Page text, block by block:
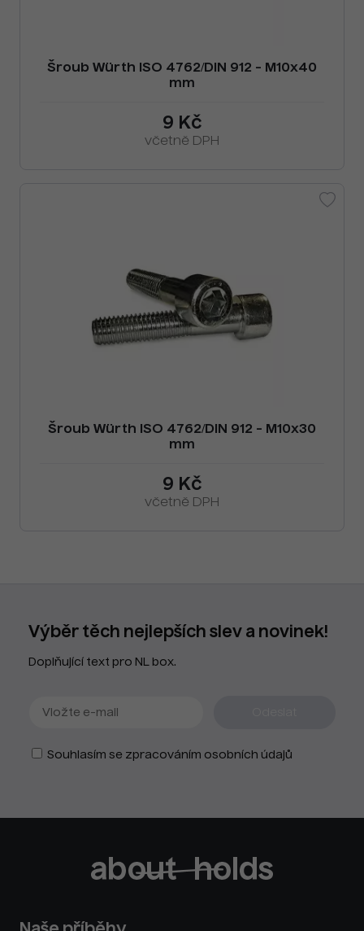
Šroub Würth ISO 4762/DIN 912 - M10x40
mm
9 Kč
včetně DPH
Šroub Würth ISO 4762/DIN 912 - M10x30
mm
9 Kč
včetně DPH
Výběr těch nejlepších slev a novinek!
Doplňující text pro NL box.
Souhlasím se zpracováním osobních údajů